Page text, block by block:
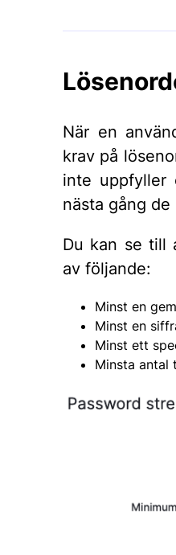
När en
krav på
inte uppfyller
nästa gång de
Du kan se till
av följande:
Minst en
Minst en
Minst ett
Minsta antal